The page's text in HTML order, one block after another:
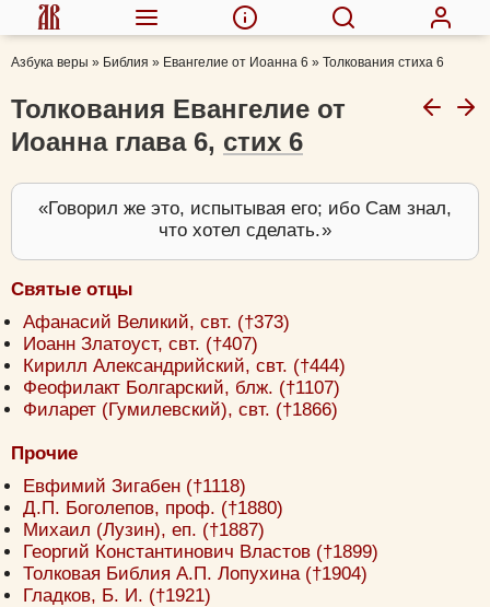
Азбука веры » Библия » Евангелие от Иоанна 6 » Толкования стиха 6
Толкования Евангелие от
Иоанна глава 6, стих 6
Говорил же это, испытывая его; ибо Сам знал,
что хотел сделать.
Святые отцы
Афанасий Великий, свт. (†373)
Иоанн Златоуст, свт. (†407)
Кирилл Александрийский, свт. (†444)
Феофилакт Болгарский, блж. (†1107)
Филарет (Гумилевский), свт. (†1866)
Прочие
Евфимий Зигабен (†1118)
Д.П. Боголепов, проф. (†1880)
Михаил (Лузин), еп. (†1887)
Георгий Константинович Властов (†1899)
Толковая Библия А.П. Лопухина (†1904)
Гладков, Б. И. (†1921)